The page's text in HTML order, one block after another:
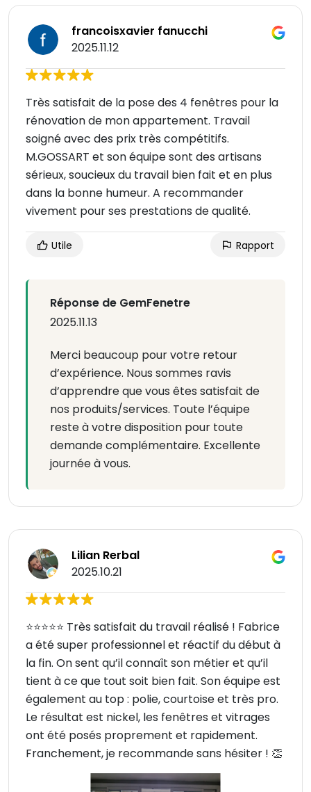
francoisxavier fanucchi
2025.11.12
Très satisfait de la pose des 4 fenêtres pour la
rénovation de mon appartement. Travail
soigné avec des prix très compétitifs.
M.GOSSART et son équipe sont des artisans
sérieux, soucieux du travail bien fait et en plus
dans la bonne humeur. A recommander
vivement pour ses prestations de qualité.
Utile Rapport
Réponse de GemFenetre
2025.11.13
Merci beaucoup pour votre retour
d’expérience. Nous sommes ravis
d’apprendre que vous êtes satisfait de
nos produits/services. Toute l’équipe
reste à votre disposition pour toute
demande complémentaire. Excellente
journée à vous.
Lilian Rerbal
2025.10.21
⭐️⭐️⭐️⭐️⭐️ Très satisfait du travail réalisé ! Fabrice
a été super professionnel et réactif du début à
la fin. On sent qu’il connaît son métier et qu’il
tient à ce que tout soit bien fait. Son équipe est
également au top : polie, courtoise et très pro.
Le résultat est nickel, les fenêtres et vitrages
ont été posés proprement et rapidement.
Franchement, je recommande sans hésiter ! 👏